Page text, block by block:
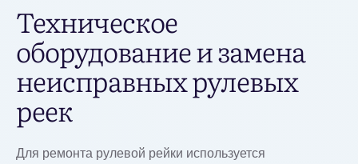
Техническое
оборудование и замена
неисправных рулевых
реек
Для ремонта рулевой рейки используется